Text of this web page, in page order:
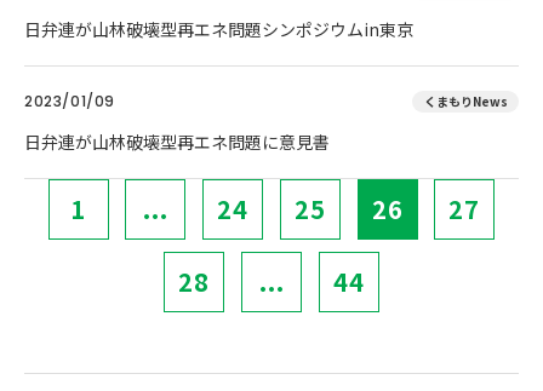
日弁連が山林破壊型再エネ問題シンポジウムin東京
2023/01/09 くまもりNews
日弁連が山林破壊型再エネ問題に意見書
1 ... 24 25 26 27
28 ... 44